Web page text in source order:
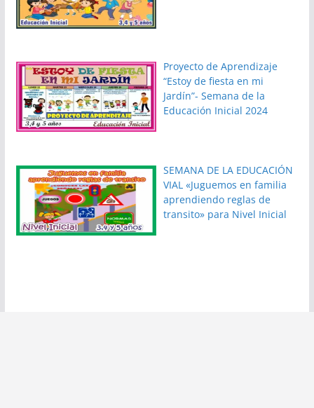
Proyecto de Aprendizaje
“Estoy de fiesta en mi
Jardín”- Semana de la
Educación Inicial 2024
SEMANA DE LA EDUCACIÓN
VIAL «Juguemos en familia
aprendiendo reglas de
transito» para Nivel Inicial